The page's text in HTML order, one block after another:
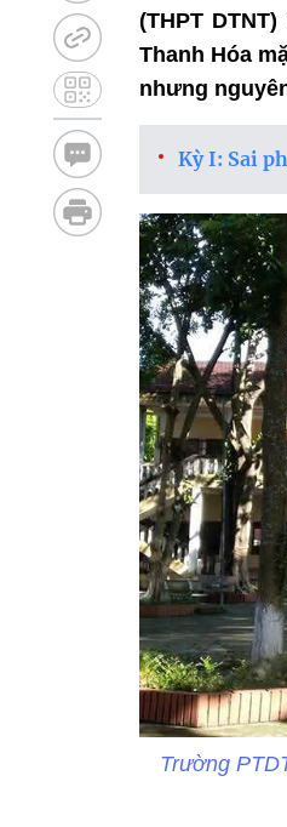
(THPT
Thanh Hóa
nhưng
Kỳ I: Sai
Trường